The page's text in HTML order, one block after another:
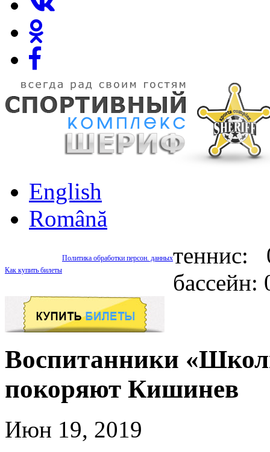
English
Română
Политика обработки персон. данных
Как купить билеты
теннис:
Воспитанники
покоряют Кишинев
Июн 19, 2019